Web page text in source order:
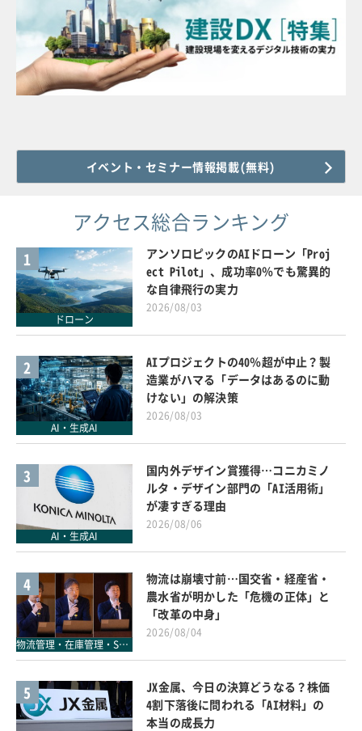
イベント・セミナー情報掲載(無料)
アクセス総合ランキング
1
ドローン
アンソロピックのAIドローン「Proj
ect Pilot」、成功率0％でも驚異的
な自律飛行の実力
2026/08/03
2
AI・生成AI
AIプロジェクトの40％超が中止？製
造業がハマる「データはあるのに動
けない」の解決策
2026/08/03
3
AI・生成AI
国内外デザイン賞獲得…コニカミノ
ルタ・デザイン部門の「AI活用術」
が凄すぎる理由
2026/08/06
4
物流管理・在庫管理・SCM
物流は崩壊寸前…国交省・経産省・
農水省が明かした「危機の正体」と
「改革の中身」
2026/08/04
5
JX金属、今日の決算どうなる？株価
4割下落後に問われる「AI材料」の
本当の成長力